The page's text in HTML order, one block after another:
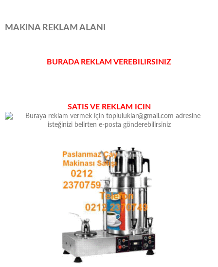
MAKINA REKLAM ALANI
BURADA REKLAM VEREBILIRSINIZ
SATIS VE REKLAM ICIN